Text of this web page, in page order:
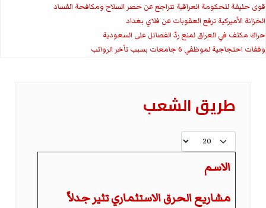
قوى حليفة للحكومة العراقية تتراجع عن حصر السلاح ومكافحة الفساد
الخزانة الأميركية ترفع العقوبات عن فلاي بغداد
حراك مكثف في العراق لمنع ردّ الفصائل على السعودية
وقفات احتجاجية لموظفي 6 جامعات بسبب تأخر الرواتب
طريق الشعب
عدد الإظهارات:
الاسم
مشاريع الحرق الاستثماري تثير جدلاً